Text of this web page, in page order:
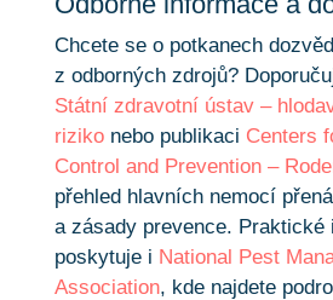
Chcete se o potkanech
z odborných zdrojů?
Státní zdravotní ústav –
rizikonebo publikaci Centers
Control and Prevention –
přehled hlavních nemocí
a zásady prevence. Praktické
poskytuje i National Pest
Association, kde najdete